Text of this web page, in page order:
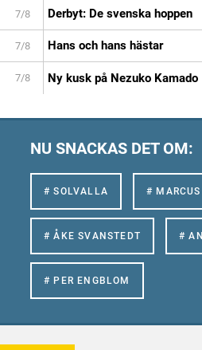
7/8 Derbyt: De svenska hoppen
7/8 Hans och hans hästar
7/8 Ny kusk på Nezuko Kamado
NU SNACKAS DET OM:
# SOLVALLA #
# ÅKE SVANSTEDT #
# PER ENGBLOM